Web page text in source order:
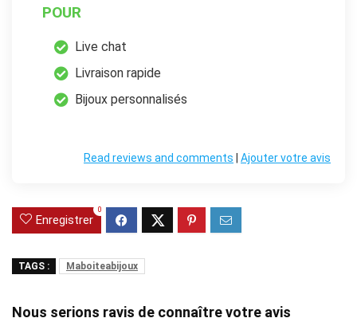
POUR
Live chat
Livraison rapide
Bijoux personnalisés
Ajouter votre avis
Read reviews and comments
Enregistrer
0
TAGS : Maboiteabijoux
Nous serions ravis de connaître votre avis